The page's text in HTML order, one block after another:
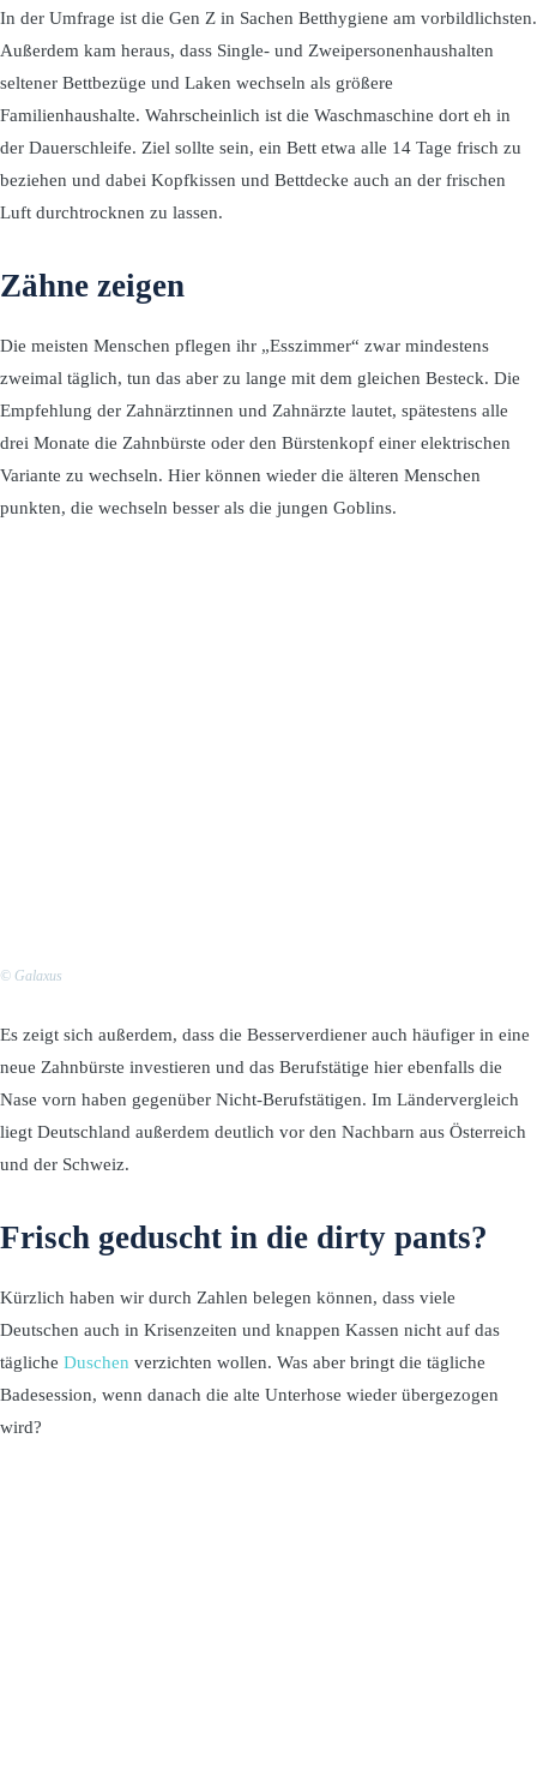
In der Umfrage ist die Gen Z in Sachen Betthygiene am vorbildlichsten.
Außerdem kam heraus, dass Single- und Zweipersonenhaushalten
seltener Bettbezüge und Laken wechseln als größere
Familienhaushalte. Wahrscheinlich ist die Waschmaschine dort eh in
der Dauerschleife. Ziel sollte sein, ein Bett etwa alle 14 Tage frisch zu
beziehen und dabei Kopfkissen und Bettdecke auch an der frischen
Luft durchtrocknen zu lassen.
Zähne zeigen
Die meisten Menschen pflegen ihr „Esszimmer“ zwar mindestens
zweimal täglich, tun das aber zu lange mit dem gleichen Besteck. Die
Empfehlung der Zahnärztinnen und Zahnärzte lautet, spätestens alle
drei Monate die Zahnbürste oder den Bürstenkopf einer elektrischen
Variante zu wechseln. Hier können wieder die älteren Menschen
punkten, die wechseln besser als die jungen Goblins.
© Galaxus
Es zeigt sich außerdem, dass die Besserverdiener auch häufiger in eine
neue Zahnbürste investieren und das Berufstätige hier ebenfalls die
Nase vorn haben gegenüber Nicht-Berufstätigen. Im Ländervergleich
liegt Deutschland außerdem deutlich vor den Nachbarn aus Österreich
und der Schweiz.
Frisch geduscht in die dirty pants?
Kürzlich haben wir durch Zahlen belegen können, dass viele
Deutschen auch in Krisenzeiten und knappen Kassen nicht auf das
tägliche Duschen verzichten wollen. Was aber bringt die tägliche
Badesession, wenn danach die alte Unterhose wieder übergezogen
wird?